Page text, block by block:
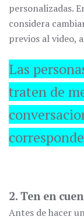
personalizadas.
considera
previos al video,
Las
traten de
2. Ten en
Antes de hacer